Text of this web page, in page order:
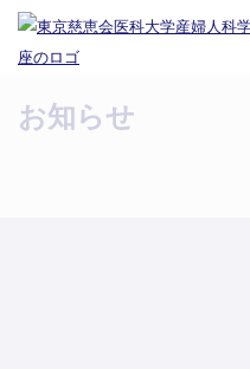
お知らせ
お知らせ